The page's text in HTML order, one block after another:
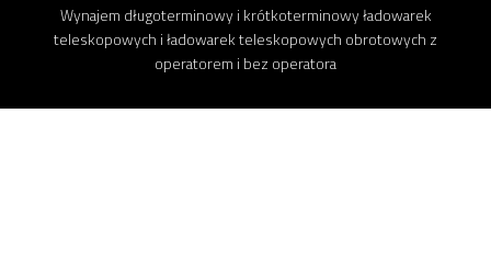
Wynajem długoterminowy i krótkoterminowy ładowarek
teleskopowych i ładowarek teleskopowych obrotowych z
operatorem i bez operatora